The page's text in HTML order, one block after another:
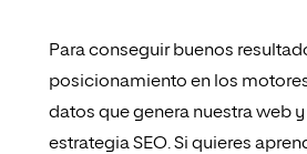
Para conseguir buenos
posicionamiento en los
datos que genera nuestra web
estrategia SEO. Si quieres